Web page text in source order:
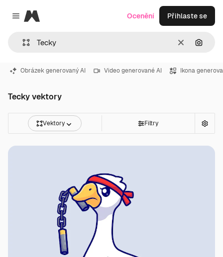
Close menu
Magnific
ZrušitHledat
Ocenění Přihlaste se
Obrázek generovaný AI Video generované AI Ikona
Tecky vektory
Vektory Filtry